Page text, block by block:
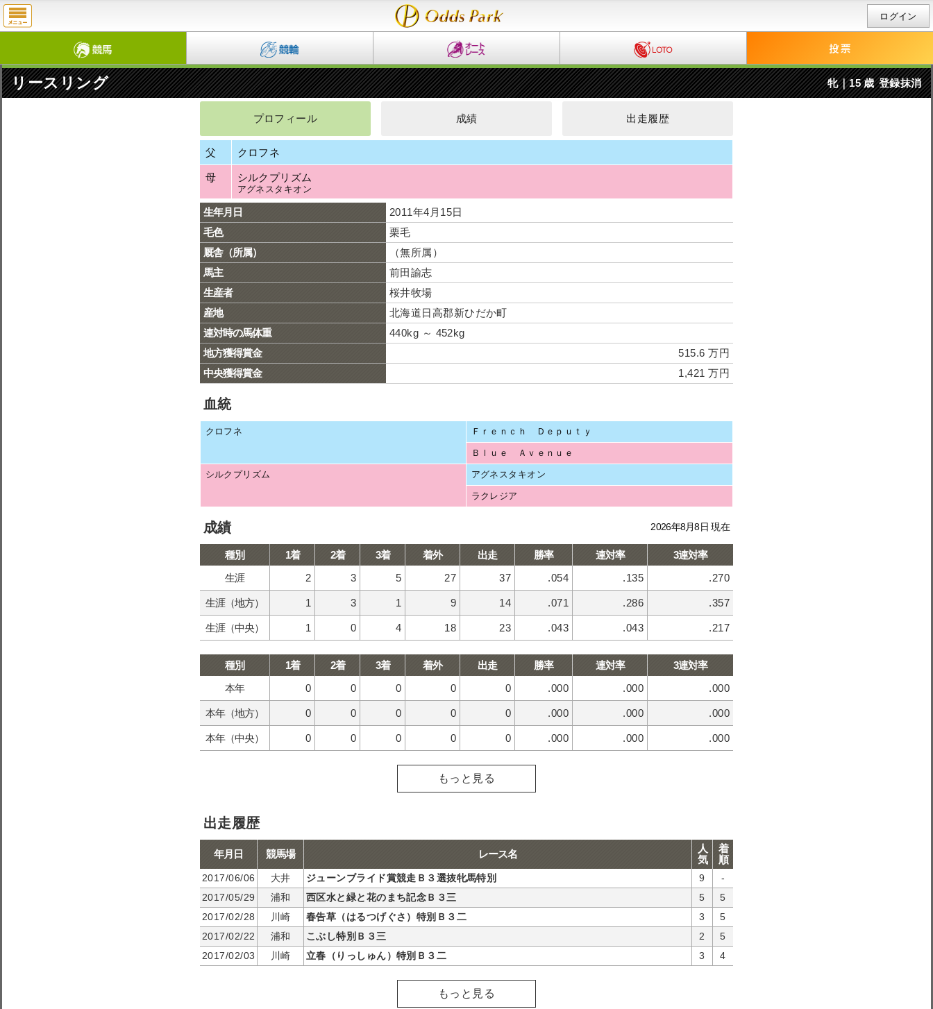
ログイン
リースリング 牝｜15 歳 登録抹消
プロフィール 成績 出走履歴
父 クロフネ
母 シルクプリズム
アグネスタキオン
生年月日
2011年4月15日
毛色
栗毛
厩舎（所属）
（無所属）
馬主
前田諭志
生産者
桜井牧場
産地
北海道日高郡新ひだか町
連対時の馬体重
440kg ～ 452kg
地方獲得賞金
515.6 万円
中央獲得賞金
1,421 万円
血統
クロフネ Ｆｒｅｎｃｈ Ｄｅｐｕｔｙ
Ｂｌｕｅ Ａｖｅｎｕｅ
シルクプリズム アグネスタキオン
ラクレジア
成績 2026年8月8日 現在
種別 1着 2着 3着 着外 出走 勝率 連対率
3連対率
生涯
2 3 5 27 37 .054 .135 .270
生涯（地方） 1 3 1 9 14 .071 .286 .357
生涯（中央） 1 0 4 18 23 .043 .043 .217
種別 1着 2着 3着 着外 出走 勝率 連対率
3連対率
本年
0 0 0 0 0 .000 .000 .000
本年（地方） 0 0 0 0 0 .000 .000 .000
本年（中央） 0 0 0 0 0 .000 .000 .000
もっと見る
出走履歴
年月日 競馬場 レース名
人
気
着
順
2017/06/06 大井 ジューンブライド賞競走Ｂ３選抜牝馬特別 9
-
2017/05/29
浦和 西区水と緑と花のまち記念Ｂ３三 5
5
2017/02/28
川崎 春告草（はるつげぐさ）特別Ｂ３二 3
5
2017/02/22
浦和 こぶし特別Ｂ３三 2
5
2017/02/03
川崎 立春（りっしゅん）特別Ｂ３二 3 4
もっと見る